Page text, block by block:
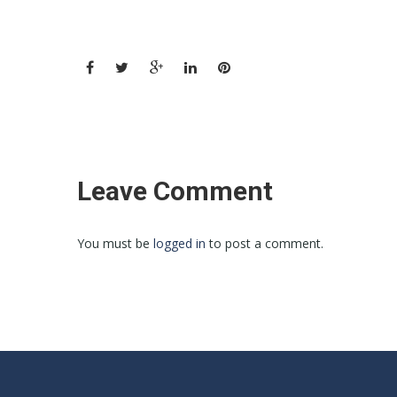
Leave Comment
You must be logged in to post a comment.